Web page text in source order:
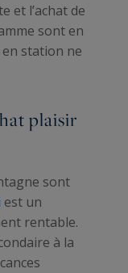
et l’achat de
sont en
station ne
plaisir
sont
est un
rentable.
à la